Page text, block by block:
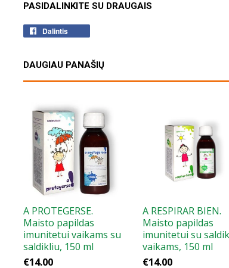
PASIDALINKITE SU DRAUGAIS
Dalintis
DAUGIAU PANAŠIŲ
A PROTEGERSE.
Maisto papildas
imunitetui vaikams su
saldikliu, 150 ml
€14.00
A RESPIRAR BIEN.
Maisto papildas
imunitetui su
vaikams, 150 ml
€14.00